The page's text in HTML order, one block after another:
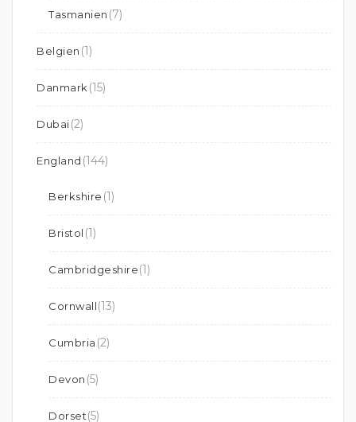
Tasmanien (7)
Belgien (1)
Danmark (15)
Dubai(2)
England (144)
Berkshire (1)
Bristol (1)
Cambridgeshire(1)
Cornwall(13)
Cumbria (2)
Devon (5)
Dorset(5)